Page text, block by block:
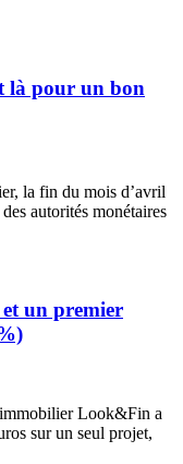
là pour un bon
la fin du mois d’avril
autorités monétaires
un premier
Look&Fin a
sur un seul projet,